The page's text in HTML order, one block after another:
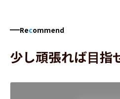
Recommend
少し頑張れば目指